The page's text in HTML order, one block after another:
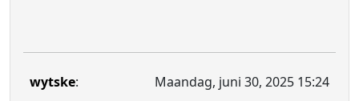
wytske:
Maandag, juni 30, 2025 15:24